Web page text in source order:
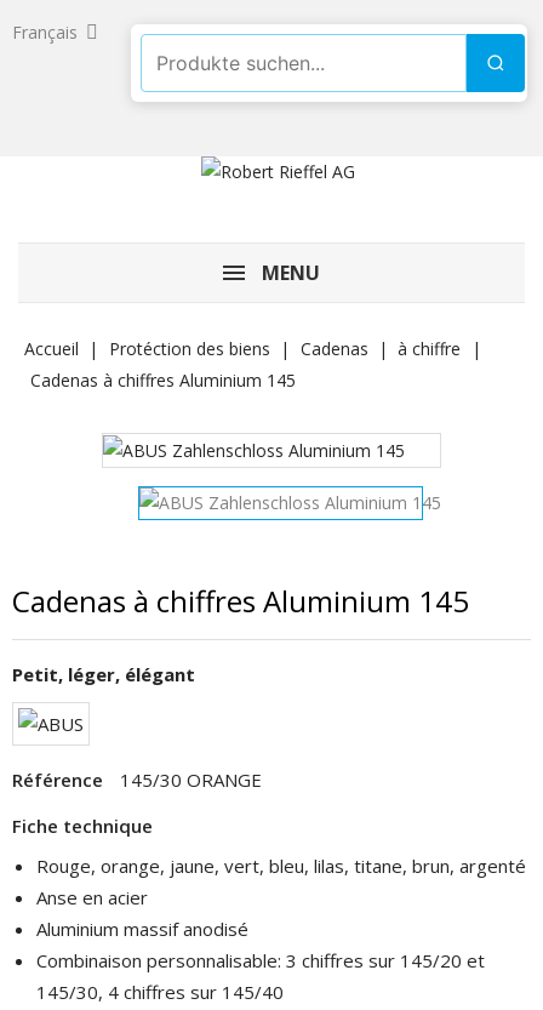
Français
Produkte suchen
MENU
Accueil Protéction des biens Cadenas
à chiffre
Cadenas à chiffres Aluminium 145
Cadenas à chiffres Aluminium 145
Petit, léger, élégant
Référence
145/30 ORANGE
Fiche technique
Rouge, orange, jaune, vert, bleu, lilas, titane, brun, argenté
Anse en acier
Aluminium massif anodisé
Combinaison personnalisable: 3 chiffres sur 145/20 et
145/30, 4 chiffres sur 145/40